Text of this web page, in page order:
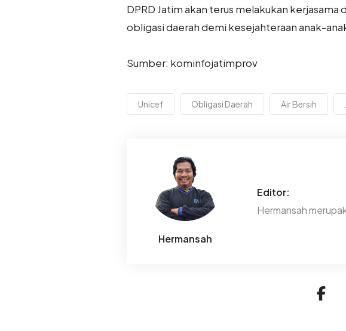
DPRD Jatim akan terus melakukan
obligasi daerah demi kesejahteraan anak-
Sumber: kominfojatimprov
Unicef Obligasi Daerah Air Bersih
Hermansah
Editor:
Hermansah